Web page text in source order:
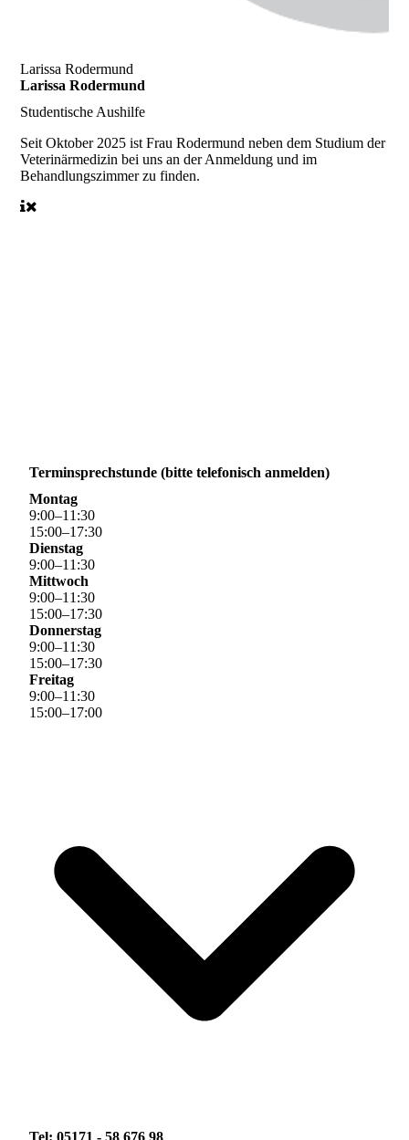
Larissa Rodermund
Larissa Rodermund
Studentische Aushilfe
Seit Oktober 2025ist Frau Rodermund neben dem Studium der
Veterinärmedizin bei uns an der Anmeldung und im
Behandlungszimmer zu finden.
Terminsprechstunde (bitte telefonisch anmelden)
Montag
9:00–11 :30
15:00–17:30
Dienstag
9:00–11 :30
Mittwoch
9:00–11 :30
15:00–17:30
Donnerstag
9:00–11 :30
15:00–17:30
Freitag
9:00–11 :30
15:00–17:00
Tel: 05171 - 58 676 98